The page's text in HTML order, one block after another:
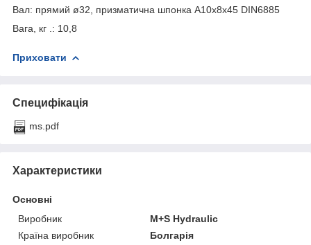
Вал: прямий ø32, призматична шпонка A10x8x45 DIN6885
Вага, кг .: 10,8
Приховати
Специфікація
ms.pdf
Характеристики
Основні
Виробник
M+S Hydraulic
Країна виробник
Болгарія